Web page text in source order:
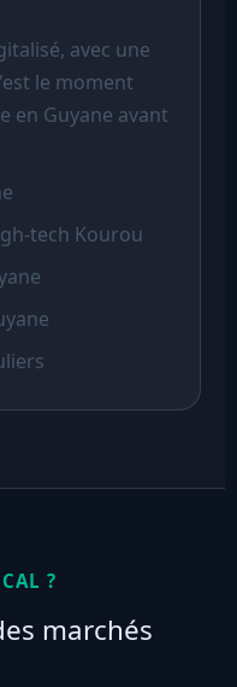
avec une
le moment
en Guyane avant
tech Kourou
?
marchés